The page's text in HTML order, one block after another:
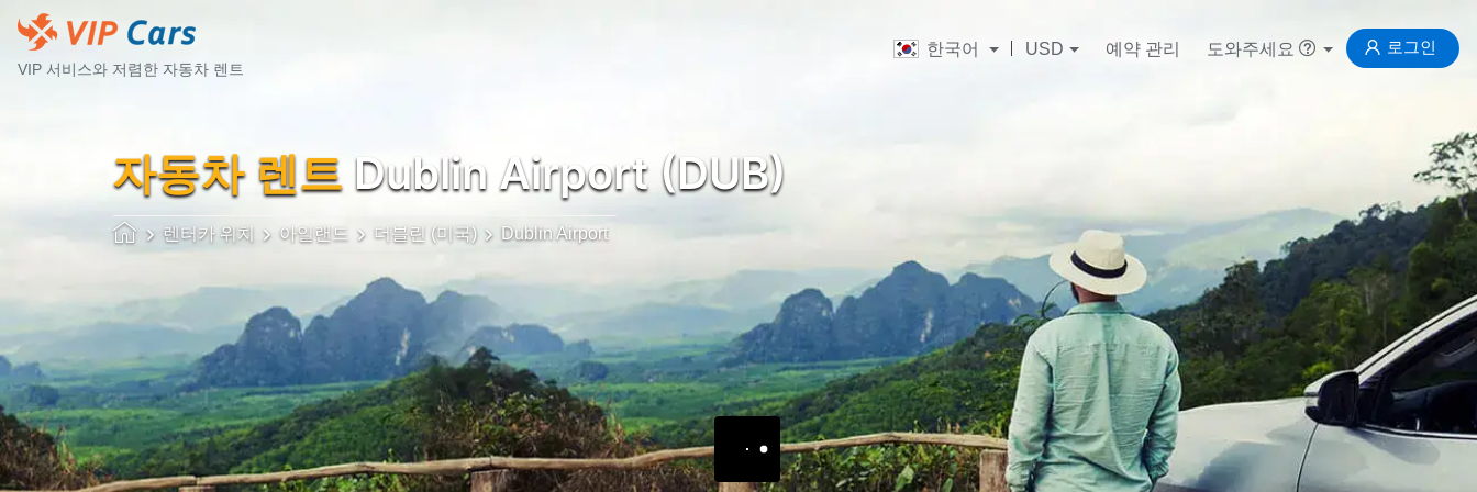
VIP 서비스와 저렴한 자동차 렌트
한국어 USD 예약 관리 도와주세요 로그인
자동차 렌트 Dublin Airport (DUB)
렌터카 위치 아일랜드 더블린 (미국) Dublin Airport